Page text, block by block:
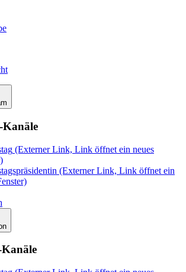
Kanäle
(Externer Link, Link öffnet ein neues
(Externer Link, Link öffnet ein